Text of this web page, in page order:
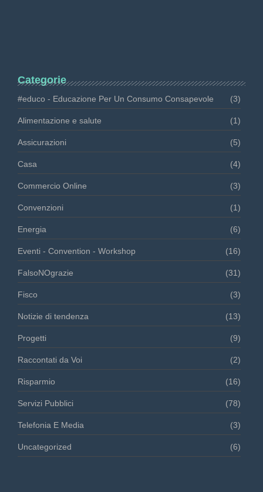
Categorie
#educo - Educazione Per Un Consumo Consapevole (3)
Alimentazione e salute (1)
Assicurazioni (5)
Casa (4)
Commercio Online (3)
Convenzioni (1)
Energia (6)
Eventi - Convention - Workshop (16)
FalsoNOgrazie (31)
Fisco (3)
Notizie di tendenza (13)
Progetti (9)
Raccontati da Voi (2)
Risparmio (16)
Servizi Pubblici (78)
Telefonia E Media (3)
Uncategorized (6)